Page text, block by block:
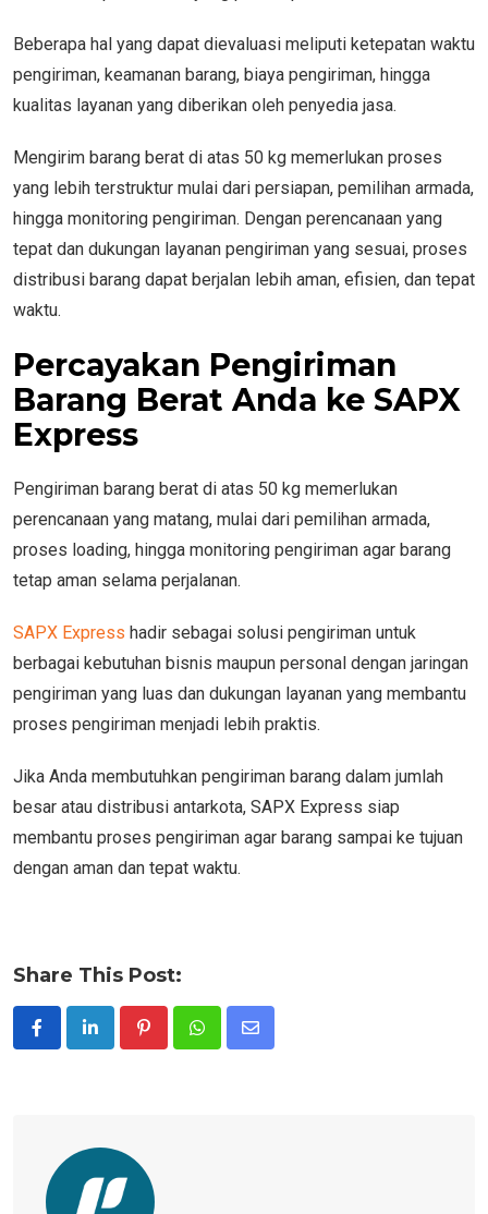
Beberapa hal yang dapat dievaluasi meliputi ketepatan waktu
pengiriman, keamanan barang, biaya pengiriman, hingga
kualitas layanan yang diberikan oleh penyedia jasa.
Mengirim barang berat di atas 50 kg memerlukan proses
yang lebih terstruktur mulai dari persiapan, pemilihan armada,
hingga monitoring pengiriman. Dengan perencanaan yang
tepat dan dukungan layanan pengiriman yang sesuai, proses
distribusi barang dapat berjalan lebih aman, efisien, dan tepat
waktu.
Percayakan Pengiriman
Barang Berat Anda ke SAPX
Express
Pengiriman barang berat di atas 50 kg memerlukan
perencanaan yang matang, mulai dari pemilihan armada,
proses loading, hingga monitoring pengiriman agar barang
tetap aman selama perjalanan.
SAPX Express hadir sebagai solusi pengiriman untuk
berbagai kebutuhan bisnis maupun personal dengan jaringan
pengiriman yang luas dan dukungan layanan yang membantu
proses pengiriman menjadi lebih praktis.
Jika Anda membutuhkan pengiriman barang dalam jumlah
besar atau distribusi antarkota, SAPX Express siap
membantu proses pengiriman agar barang sampai ke tujuan
dengan aman dan tepat waktu.
Share This Post:
PinterestWhatsappShare